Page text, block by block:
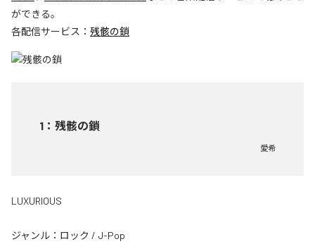
ができる。
各配信サービス： 残骸の鎖
1 ： 残骸の鎖
愛希
LUXURIOUS
ジャンル： ロック / J-Pop